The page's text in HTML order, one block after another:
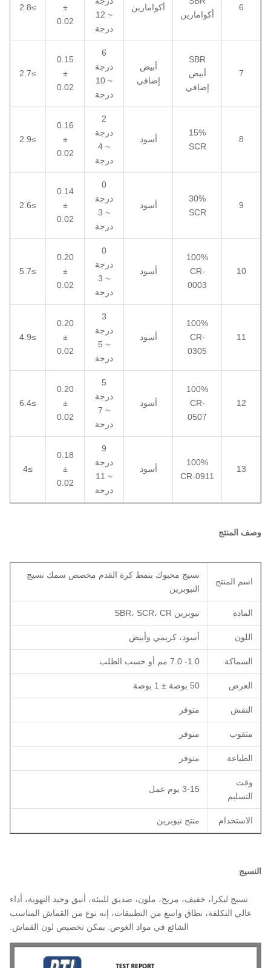
6
أكوامارين
أكوامارين
~ 12
درجة
±
0.02
≥2.8
7
SBR
أبيض
إضافي
أبيض
إضافي
6
درجة
~ 10
درجة
0.15
±
0.02
≥2.7
8
15%
SCR
أسود
2
درجة
~ 4
درجة
0.16
±
0.02
≥2.9
9
30%
SCR
أسود
0
درجة
~ 3
درجة
0.14
±
0.02
≥2.6
10
100%
CR-
0003
أسود
0
درجة
~ 3
درجة
0.20
±
0.02
≥5.7
11
100%
CR-
0305
أسود
3
درجة
~ 5
درجة
0.20
±
0.02
≥4.9
12
100%
CR-
0507
أسود
5
درجة
~ 7
درجة
0.20
±
0.02
≥6.4
13
100%
CR-0911
أسود
9
درجة
~ 11
درجة
0.18
±
0.02
≥4
وصف المنتج
اسم المنتج
نسيج محبوك بنمط كرة القدم مخصص سمك نسيج
النيوبرين
المادة نيوبرين SBR، SCR، CR
اللون أسود، كريمي وأبيض
السماكة 1.0- 7.0 مم أو حسب الطلب
العرض 50 بوصة ± 1 بوصة
النقش متوفر
مثقوب متوفر
الطباعة متوفر
وقت
التسليم
3-15 يوم عمل
الاستخدام منتج نيوبرين
النسيج
نسيج ليكرا، خفيف، مريح، ملون، صديق للبيئة، أنيق وجيد التهوية، أداء
عالي التكلفة، نطاق واسع من التطبيقات، إنه نوع من القماش المناسب
الشائع في مواد الغوص. يمكن تخصيص لون القماش.